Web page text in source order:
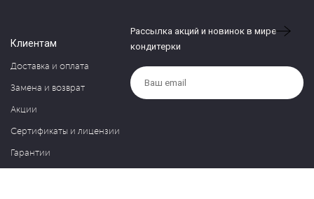
Клиентам
Доставка и оплата
Замена и возврат
Акции
Сертификаты и лицензии
Гарантии
Рассылка акций и новинок в мире
кондитерки